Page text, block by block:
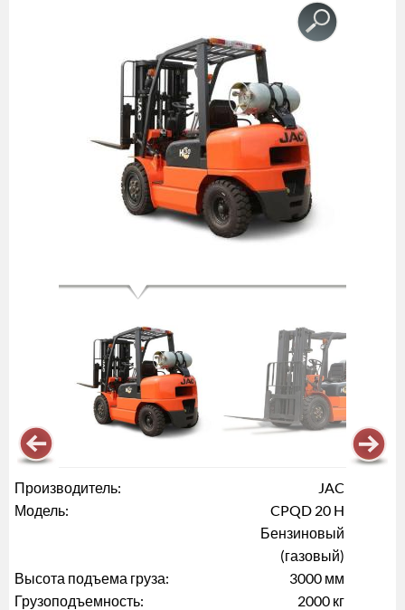
Производитель:
JAC
Модель:
CPQD 20 H
Бензиновый
(газовый)
Высота подъема груза:
3000 мм
Грузоподъемность:
2000 кг